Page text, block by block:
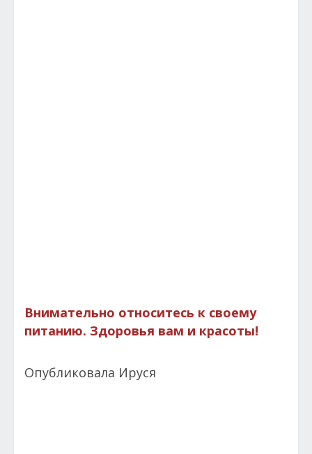
Внимательно относитесь к своему
питанию. Здоровья вам и красоты!
Опубликовала Ируся